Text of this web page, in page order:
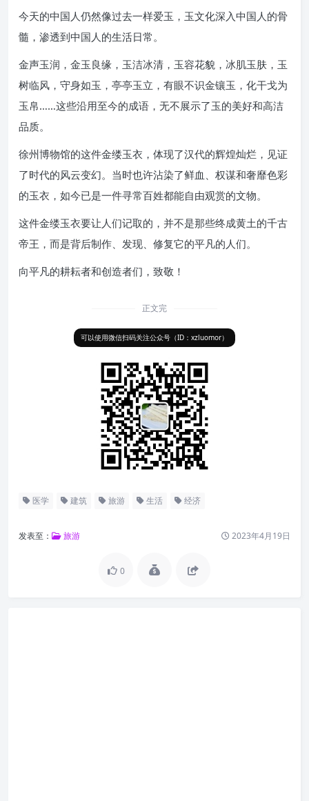
今天的中国人仍然像过去一样爱玉，玉文化深入中国人的骨
髓，渗透到中国人的生活日常。
金声玉润，金玉良缘，玉洁冰清，玉容花貌，冰肌玉肤，玉
树临风，守身如玉，亭亭玉立，有眼不识金镶玉，化干戈为
玉帛……这些沿用至今的成语，无不展示了玉的美好和高洁
品质。
徐州博物馆的这件金缕玉衣，体现了汉代的辉煌灿烂，见证
了时代的风云变幻。当时也许沾染了鲜血、权谋和奢靡色彩
的玉衣，如今已是一件寻常百姓都能自由观赏的文物。
这件金缕玉衣要让人们记取的，并不是那些终成黄土的千古
帝王，而是背后制作、发现、修复它的平凡的人们。
向平凡的耕耘者和创造者们，致敬！
正文完
可以使用微信扫码关注公众号（ID：xzluomor）
医学 建筑 旅游 生活 经济
发表至： 旅游 2023年4月19日
0